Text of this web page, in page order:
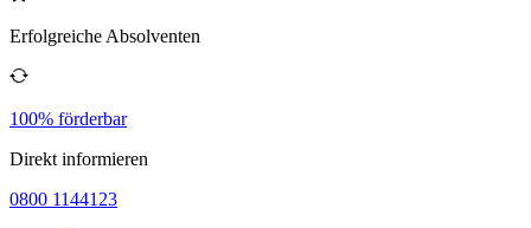
Erfolgreiche Absolventen
100% förderbar
Direkt informieren
0800 1144123